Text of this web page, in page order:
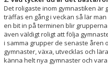
Det roligaste inom gymnastiken är
träffas en gång i veckan så lär
en bit in på terminen blir
även väldigt roligt att följa
i samma grupper de senaste åren
gymnaster, växa, utvecklas och
känna helt nya gymnaster och